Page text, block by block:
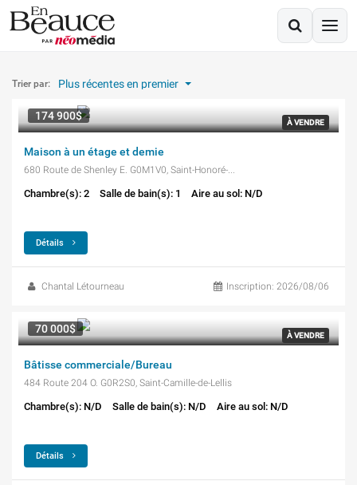
Propriétés à vendre
Trier par: Plus récentes en premier
À VENDRE
174 900$
Maison à un étage et demie
680 Route de Shenley E. G0M1V0, Saint-Honoré-de-Shenley
Chambre(s): 2 Salle de bain(s): 1 Aire au sol: N/D
Détails
Chantal Létourneau Inscription: 2026/08/06
À VENDRE
70 000$
Bâtisse commerciale/Bureau
484 Route 204 O. G0R2S0, Saint-Camille-de-Lellis
Chambre(s): N/D Salle de bain(s): N/D Aire au sol: N/D
Détails